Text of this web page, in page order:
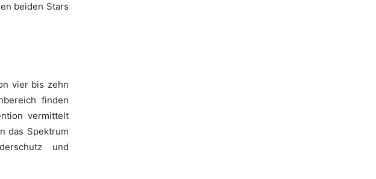
beiden Stars
vier bis zehn
finden
vermittelt
das Spektrum
und